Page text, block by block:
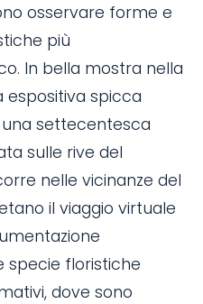
osservare forme e
più
In bella mostra nella
spicca
settecentesca
sulle rive del
nelle vicinanze del
il viaggio virtuale
specie floristiche
dove sono